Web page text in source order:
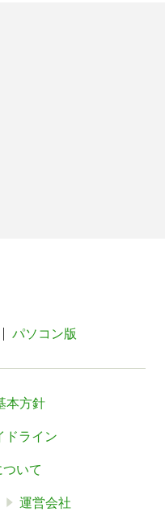
パソコン版
本方針
ドライン
いて
運営会社